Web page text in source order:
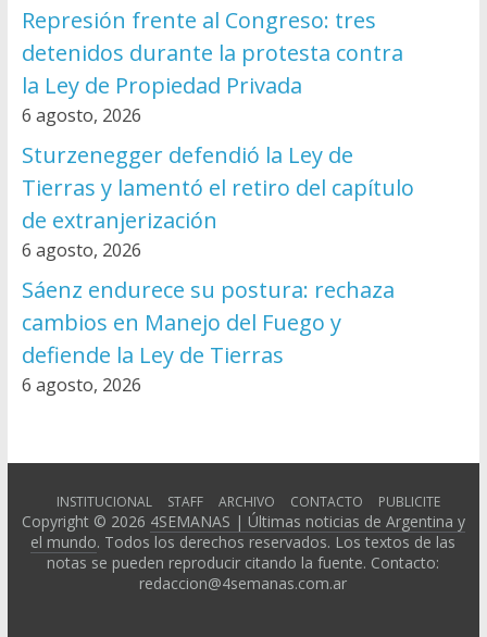
Represión frente al Congreso: tres
detenidos durante la protesta contra
la Ley de Propiedad Privada
6 agosto, 2026
Sturzenegger defendió la Ley de
Tierras y lamentó el retiro del capítulo
de extranjerización
6 agosto, 2026
Sáenz endurece su postura: rechaza
cambios en Manejo del Fuego y
defiende la Ley de Tierras
6 agosto, 2026
INSTITUCIONAL STAFF ARCHIVO CONTACTO PUBLICITE
Copyright © 2026 4SEMANAS | Últimas noticias de Argentina y
el mundo. Todos los derechos reservados. Los textos de las
notas se pueden reproducir citando la fuente. Contacto:
redaccion@4semanas.com.ar